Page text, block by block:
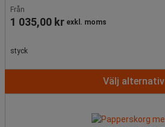
Från
1 035,00 kr exkl. moms
styck
Välj alternativ